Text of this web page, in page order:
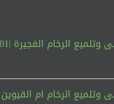
الرخام ام القيوين